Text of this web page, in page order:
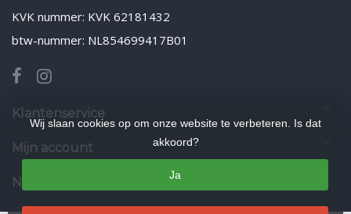
KVK nummer: KVK 62181432
btw-nummer: NL854699417B01
Klantenservice
Mijn account
Nieuwsbrief
Wij slaan cookies op om onze website te verbeteren. Is dat
akkoord?
Ja